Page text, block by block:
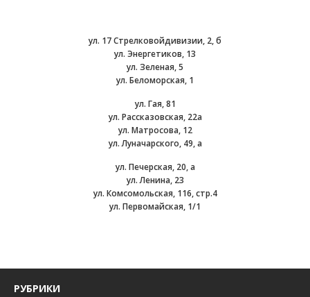
ул. 17 Стрелковойдивизии, 2, б
ул. Энергетиков, 13
ул. Зеленая, 5
ул. Беломорская, 1
ул. Гая, 81
ул. Рассказовская, 22а
ул. Матросова, 12
ул. Луначарского, 49, а
ул. Печерская, 20, а
ул. Ленина, 23
ул. Комсомольская, 116, стр.4
ул. Первомайская, 1/1
РУБРИКИ